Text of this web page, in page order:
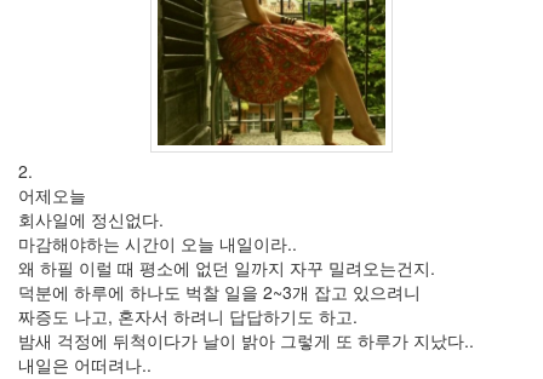
2.
어제오늘
회사일에 정신없다.
마감해야하는 시간이 오늘 내일이라..
왜 하필 이럴 때 평소에 없던 일까지 자꾸 밀려오는건지.
덕분에 하루에 하나도 벅찰 일을 2~3개 잡고 있으려니
짜증도 나고, 혼자서 하려니 답답하기도 하고.
밤새 걱정에 뒤척이다가 날이 밝아 그렇게 또 하루가 지났다..
내일은 어떠려나..
sixteen
생
일
예
감
줄
넘